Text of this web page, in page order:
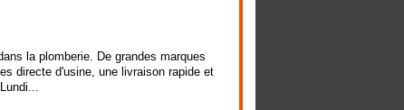
la plomberie. De grandes marques
directe d'usine, une livraison rapide et